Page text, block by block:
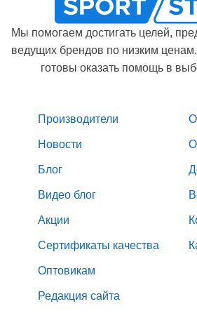
Мы помогаем достигать целей,
ведущих брендов по низким
готовы оказать помощь в
Производители
Новости
Блог
Видео блог
Акции
Сертификаты качества
Оптовикам
Редакция сайта
О